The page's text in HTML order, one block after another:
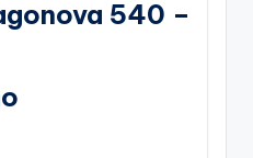
540 –